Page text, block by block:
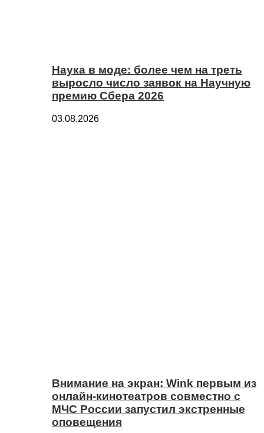
Наука в моде: более чем на треть
выросло число заявок на Научную
премию Сбера 2026
03.08.2026
Внимание на экран: Wink первым из
онлайн-кинотеатров совместно с
МЧС России запустил экстренные
оповещения